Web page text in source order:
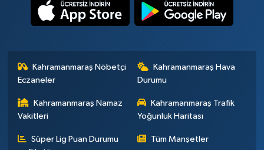
Kahramanmaraş Nöbetçi
Eczaneler
Kahramanmaraş Hava
Durumu
Kahramanmaraş Namaz
Vakitleri
Kahramanmaraş Trafik
Yoğunluk Haritası
Süper Lig Puan Durumu
Tüm Manşetler